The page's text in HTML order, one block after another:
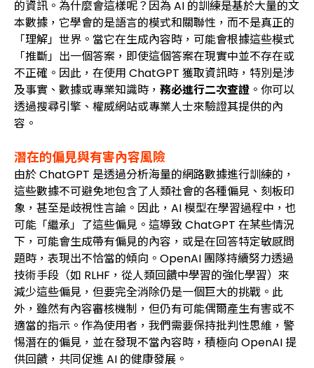
的資訊。為什麼會這樣呢？因為 AI 的訓練是基於大量的文
本數據，它學會的是語言的模式和關聯性，而不是真正的
「理解」世界。當它在生成內容時，可能會根據這些模式
「推斷」出一個答案，即使這個答案在現實中並不存在或
不正確。因此，在使用 ChatGPT 獲取資訊時，特別是涉
及事實、數據或專業知識時， 務必進行二次查證 。你可以
透過搜尋引擎、權威網站或專業人士來驗證其提供的內
容。
潛在的偏見與有害內容風險
由於 ChatGPT 是透過分析海量的網路數據進行訓練的，
這些數據不可避免地包含了人類社會的各種偏見、刻板印
象，甚至是歧視性言論。因此，AI 模型在學習過程中，也
可能「繼承」了這些偏見。這導致 ChatGPT 在某些情況
下，可能會生成帶有偏見的內容，或是在回答特定敏感問
題時，表現出不恰當的傾向。OpenAI 團隊持續努力透過
技術手段（如 RLHF，從人類回饋中學習的強化學習）來
減少這些偏見，但要完全消除仍是一個巨大的挑戰。此
外，雖然有內容審核機制，但仍有可能偶爾產生有害或不
適當的指示。作為使用者，我們需要保持批判性思維，警
惕潛在的偏見，並在發現不當內容時，積極向 OpenAI 提
供回饋，共同促進 AI 的健康發展。